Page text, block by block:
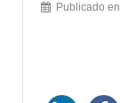
Publicado en